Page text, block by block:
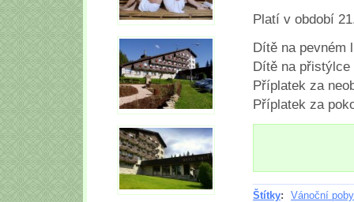
Platí v období
Dítě na pevném
Dítě na
Příplatek za
Příplatek za
Štítky: Vánoční